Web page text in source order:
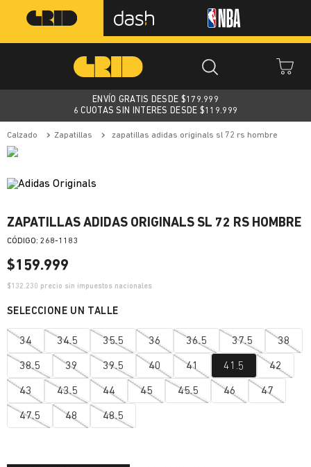
ENVÍO GRATIS DESDE $179.999
6 CUOTAS SIN INTERES DESDE $119.999
calzado zapatillas zapatillas adidas originals sl 72 rs hombre
ZAPATILLAS ADIDAS ORIGINALS SL 72 RS HOMBRE
: 268-1183
$159.999
$132.230 precio sin impuestos nacionales
34 34.5 35.5 36 36.5 37.5 38
38.5 39 39.5 40 41 41.5 42
43 43.5 44 45 45.5 46 47
47.5 48 48.5